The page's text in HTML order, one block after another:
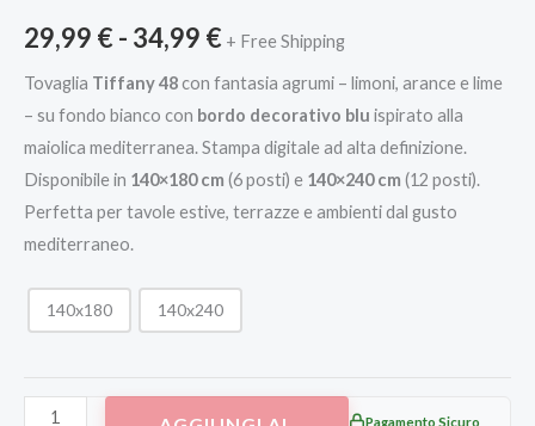
29,99 €- 34,99 € + Free Shipping
Tovaglia Tiffany 48con fantasia agrumi – limoni, arance e lime
– su fondo bianco con bordo decorativo blu ispirato alla
maiolica mediterranea. Stampa digitale ad alta definizione.
Disponibile in 140×180 cm (6 posti) e 140×240 cm (12 posti).
Perfetta per tavole estive, terrazze e ambienti dal gusto
mediterraneo.
140x180 140x240
Pagamento Sicuro